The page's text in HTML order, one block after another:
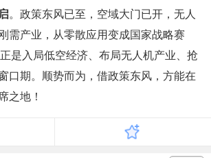
。政策东风已至，空域大门已开，无人
需产业，从零散应用变成国家战略赛
是入局低空经济、布局无人机产业、抢
口期。顺势而为，借政策东风，方能在
之地！